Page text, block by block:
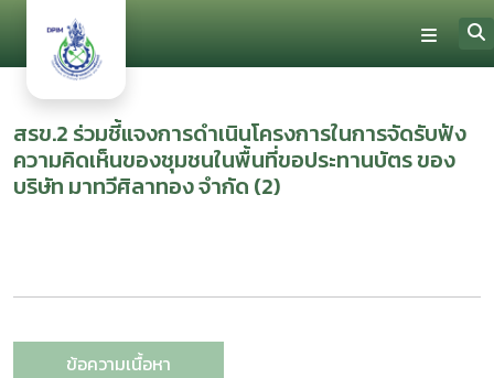
สรข.2 ร่วมชี้แจงการดำเนินโครงการในการจัดรับฟัง
ความคิดเห็นของชุมชนในพื้นที่ขอประทานบัตร ของ
บริษัท มาทวีศิลาทอง จำกัด (2)
ข้อความเนื้อหา